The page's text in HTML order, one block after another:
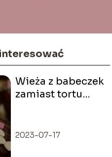
Wieża z babeczek
zamiast tortu
2023-07-17